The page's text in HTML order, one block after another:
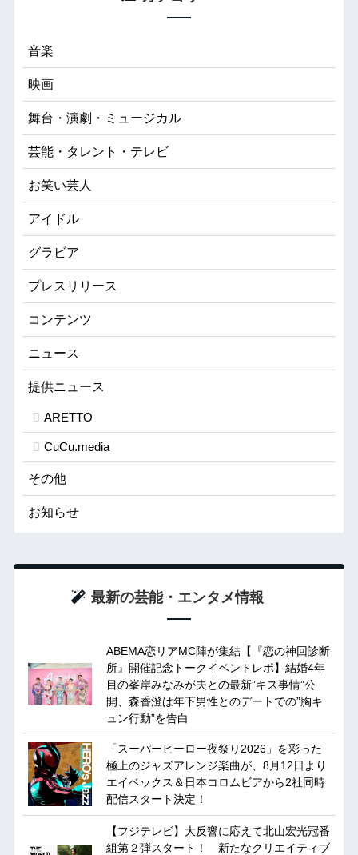
音楽
映画
舞台・演劇・ミュージカル
芸能・タレント・テレビ
お笑い芸人
アイドル
グラビア
プレスリリース
コンテンツ
ニュース
提供ニュース
ARETTO
CuCu.media
その他
お知らせ
最新の芸能・エンタメ情報
ABEMA恋リアMC陣が集結【『恋の神回診断
所』開催記念トークイベントレポ】結婚4年
目の峯岸みなみが夫との最新”キス事情”公
開、森香澄は年下男性とのデートでの”胸キ
ュン行動”を告白
「スーパーヒーロー夜祭り2026」を彩った
極上のジャズアレンジ楽曲が、8月12日より
エイベックス＆日本コロムビアから2社同時
配信スタート決定！
【フジテレビ】大反響に応えて北山宏光冠番
組第２弾スタート！ 新たなクリエイティブ